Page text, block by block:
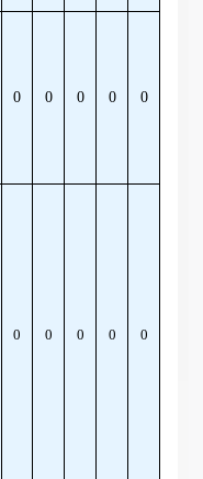
0 0 0 0 0
0 0 0 0 0